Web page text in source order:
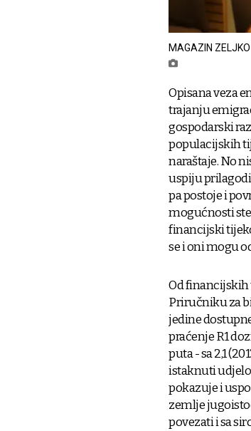
MAGAZIN
Opisana veza
trajanju
gospodarski
populacijskih
naraštaje. No
uspiju
pa postoje i
mogućnosti
financijski
se i oni mogu
Od financijskih
Priručniku za
jedine
praćenje R1
puta - sa 2,1
istaknuti
pokazuje i
zemlje
povezati i sa